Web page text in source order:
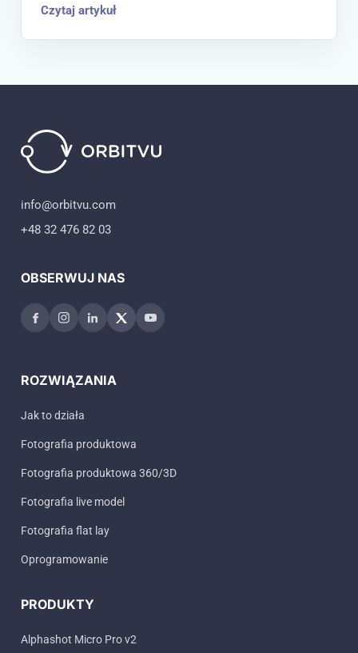
Czytaj artykuł
info@orbitvu.com
+48 32 476 82 03
OBSERWUJ NAS
ROZWIĄZANIA
Jak to działa
Fotografia produktowa
Fotografia produktowa 360/3D
Fotografia live model
Fotografia flat lay
Oprogramowanie
PRODUKTY
Alphashot Micro Pro v2